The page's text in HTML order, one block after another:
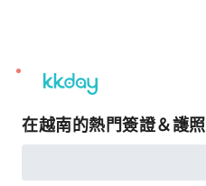
unread
notifications
在越南的熱門簽證＆護照